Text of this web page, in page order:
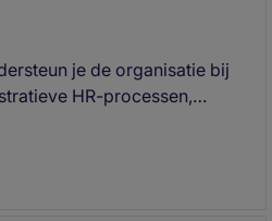
je de organisatie bij
HR-processen,
voor het